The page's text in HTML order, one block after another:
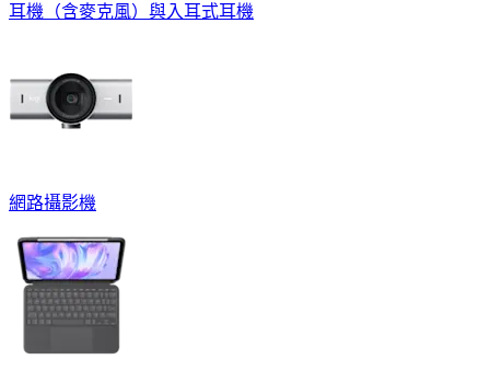
耳機（含麥克風）與入耳式耳機
網路攝影機